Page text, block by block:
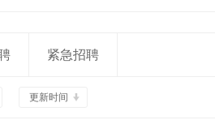
紧急招聘
更新时间